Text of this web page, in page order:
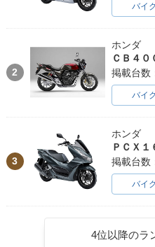
バイ
2
ホンダ
掲載台数
バイ
3
ホンダ
ＰＣＸ１
掲載台数
バイ
4位以降のラ